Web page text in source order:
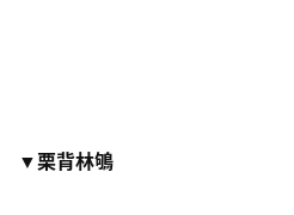
▼栗背林鴝